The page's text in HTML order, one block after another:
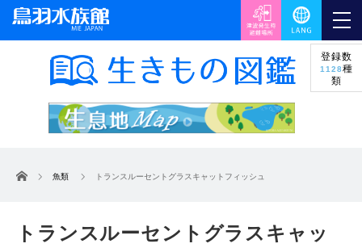
登録数
1128種
類
ホーム 魚類 トランスルーセントグラスキャットフィッシュ
トランスルーセントグラスキャッ